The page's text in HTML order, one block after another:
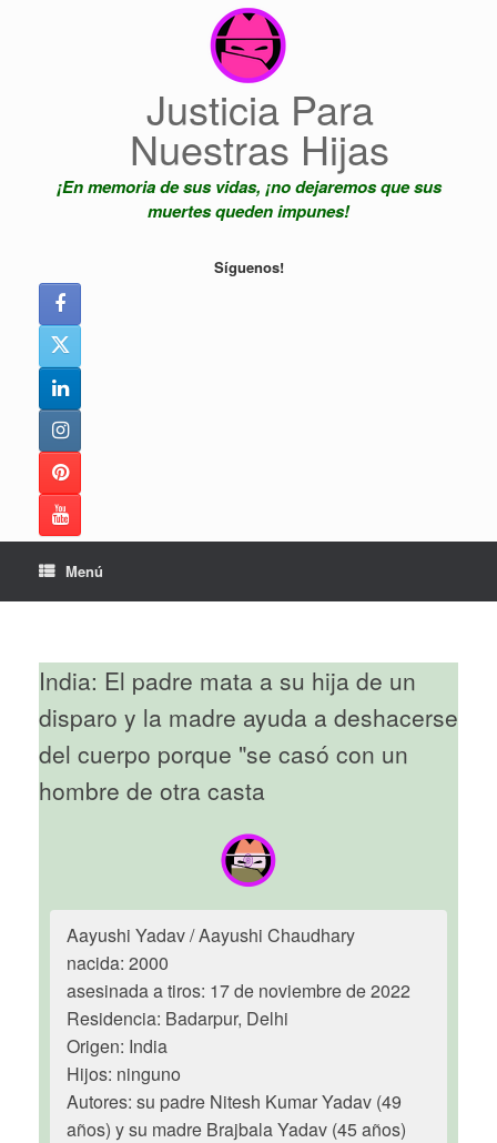
Justicia Para
Nuestras Hijas
¡En memoria de sus vidas, ¡no dejaremos que sus
muertes queden impunes!
Síguenos!
Menú
India: El padre mata a su hija de un
disparo y la madre ayuda a deshacerse
del cuerpo porque "se casó con un
hombre de otra casta
Aayushi Yadav / Aayushi Chaudhary
nacida: 2000
asesinada a tiros: 17 de noviembre de 2022
Residencia: Badarpur, Delhi
Origen: India
Hijos: ninguno
Autores: su padre Nitesh Kumar Yadav (49
años) y su madre Brajbala Yadav (45 años)